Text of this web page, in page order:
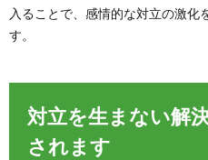
入ることで、感情的な対立の激化
す。
対立を生まない解
されます